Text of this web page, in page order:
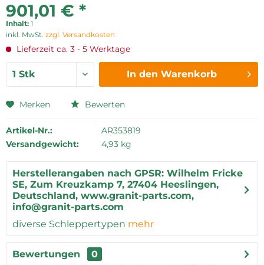
901,01 € *
Inhalt: 1
inkl. MwSt. zzgl. Versandkosten
Lieferzeit ca. 3 - 5 Werktage
In den Warenkorb
Merken Bewerten
Artikel-Nr.:
AR353819
Versandgewicht:
4,93 kg
Herstellerangaben nach GPSR: Wilhelm Fricke
SE, Zum Kreuzkamp 7, 27404 Heeslingen,
Deutschland, www.granit-parts.com,
info@granit-parts.com
diverse Schleppertypen mehr
Bewertungen
0